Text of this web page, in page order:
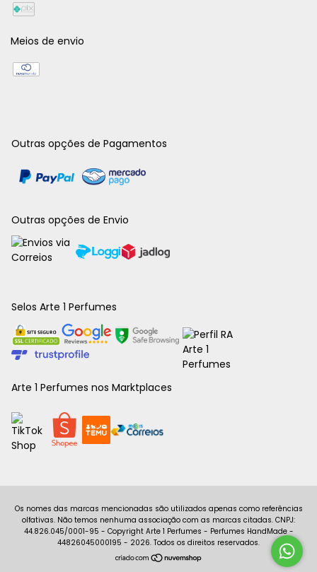
Meios de envio
Outras opções de Pagamentos
Outras opções de Envio
Selos Arte 1 Perfumes
Arte 1 Perfumes nos Marktplaces
Copyright Arte 1 Perfumes - Perfumes HandMade -
44826045000195 - 2026. Todos os direitos reservados.